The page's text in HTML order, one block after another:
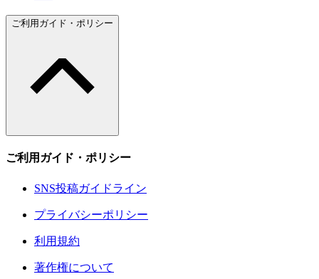
ご利用ガイド・ポリシー
ご利用ガイド・ポリシー
SNS投稿ガイドライン
プライバシーポリシー
利用規約
著作権について